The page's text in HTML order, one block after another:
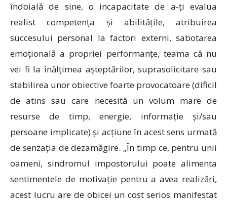
îndoială de sine, o incapacitate de a-ți evalua
realist competența și abilitățile, atribuirea
succesului personal la factori externi, sabotarea
emoțională a propriei performanțe, teama că nu
vei fi la înălțimea așteptărilor, suprasolicitare sau
stabilirea unor obiective foarte provocatoare (dificil
de atins sau care necesită un volum mare de
resurse de timp, energie, informație și/sau
persoane implicate) și acțiune în acest sens urmată
de senzația de dezamăgire. „În timp ce, pentru unii
oameni, sindromul impostorului poate alimenta
sentimentele de motivație pentru a avea realizări,
acest lucru are de obicei un cost serios manifestat